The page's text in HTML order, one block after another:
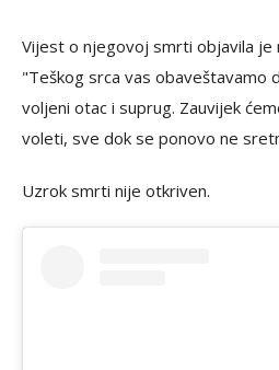
Vijest o njegovoj smrti objavila je
"Teškog srca vas obaveštavamo
voljeni otac i suprug. Zauvijek
voleti, sve dok se ponovo ne
Uzrok smrti nije otkriven.